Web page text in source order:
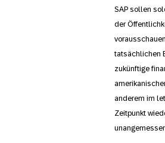
SAP sollen
der
tatsächlichen
zukünftige
anderem im
Zeitpunkt